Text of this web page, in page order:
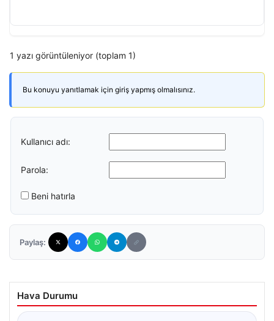
1 yazı görüntüleniyor (toplam 1)
Bu konuyu yanıtlamak için giriş yapmış olmalısınız.
Kullanıcı adı:
Parola:
Beni hatırla
Paylaş:
Hava Durumu